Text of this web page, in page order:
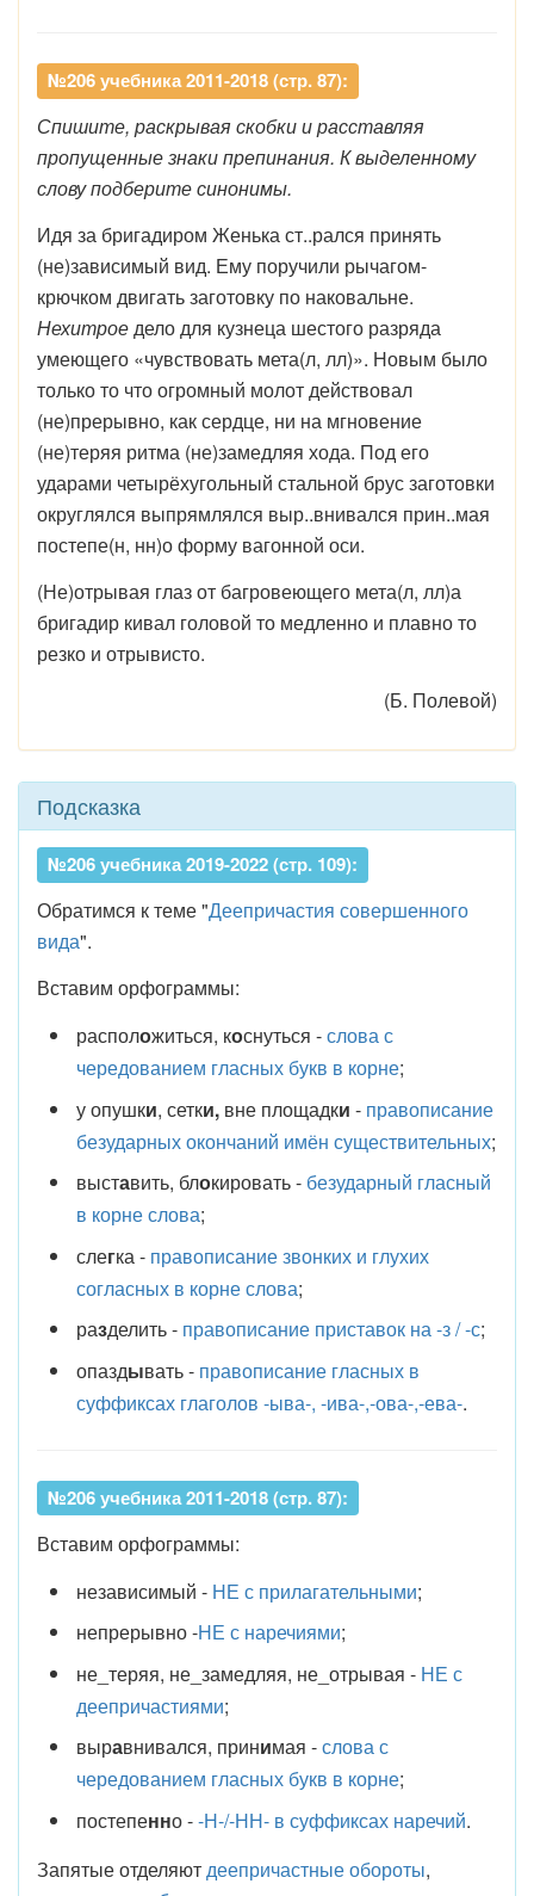
№206 учебника 2011-2018 (стр. 87):
Спишите, раскрывая скобки и расставляя
пропущенные знаки препинания. К выделенному
слову подберите синонимы.
Идя за бригадиром Женька ст..рался принять
(не)зависимый вид. Ему поручили рычагом-
крючком двигать заготовку по наковальне.
Нехитроедело для кузнеца шестого разряда
умеющего «чувствовать мета(л, лл)». Новым было
только то что огромный молот действовал
(не)прерывно, как сердце, ни на мгновение
(не)теряя ритма (не)замедляя хода. Под его
ударами четырёхугольный стальной брус заготовки
округлялся выпрямлялся выр..внивался прин..мая
постепе(н, нн)о форму вагонной оси.
(Не)отрывая глаз от багровеющего мета(л, лл)а
бригадир кивал головой то медленно и плавно то
резко и отрывисто.
(Б. Полевой)
Подсказка
№206 учебника 2019-2022 (стр. 109):
Обратимся к теме "Деепричастия совершенного
вида".
Вставим орфограммы:
расположиться, коснуться -слова с
чередованием гласных букв в корне;
у опушки, сетки, вне площадки - правописание
безударных окончаний имён существительных;
выставить, блокировать - безударный гласный
в корне слова;
слегка - правописание звонких и глухих
согласных в корне слова;
разделить - правописание приставок на -з / -с;
опаздывать - правописание гласных в
суффиксах глаголов -ыва-, -ива-,-ова-,-ева-.
№206 учебника 2011-2018 (стр. 87):
Вставим орфограммы:
независимый - НЕ с прилагательными;
непрерывно -НЕ с наречиями;
не_теряя, не_замедляя, не_отрывая - НЕ с
деепричастиями;
выравнивался, принимая -слова с
чередованием гласных букв в корне;
постепенно --Н-/-НН- в суффиксах наречий.
Запятые отделяют деепричастные обороты,